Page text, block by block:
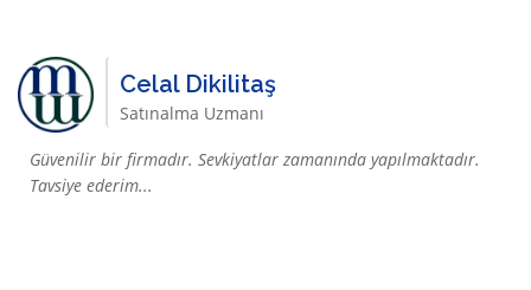
Güvenilir bir firmadır. Sevkiyatlar zamanında yapılmaktadır.
Tavsiye ederim...
Celal Dikilitaş
Satınalma Uzmanı